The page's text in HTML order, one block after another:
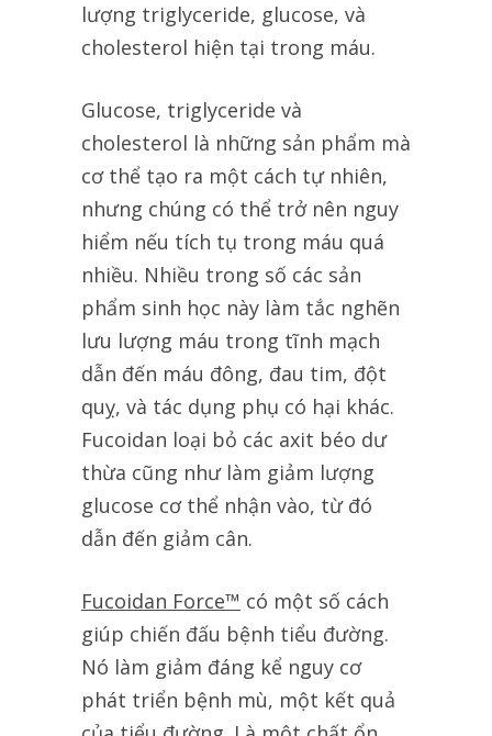
lượng triglyceride, glucose, và
cholesterol hiện tại trong máu.
Glucose, triglyceride và
cholesterol là những sản phẩm mà
cơ thể tạo ra một cách tự nhiên,
nhưng chúng có thể trở nên nguy
hiểm nếu tích tụ trong máu quá
nhiều. Nhiều trong số các sản
phẩm sinh học này làm tắc nghẽn
lưu lượng máu trong tĩnh mạch
dẫn đến máu đông, đau tim, đột
quỵ, và tác dụng phụ có hại khác.
Fucoidan loại bỏ các axit béo dư
thừa cũng như làm giảm lượng
glucose cơ thể nhận vào, từ đó
dẫn đến giảm cân.
Fucoidan Force™ có một số cách
giúp chiến đấu bệnh tiểu đường.
Nó làm giảm đáng kể nguy cơ
phát triển bệnh mù, một kết quả